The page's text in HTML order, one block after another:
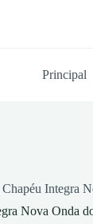
Principal
Integra
Nova Onda